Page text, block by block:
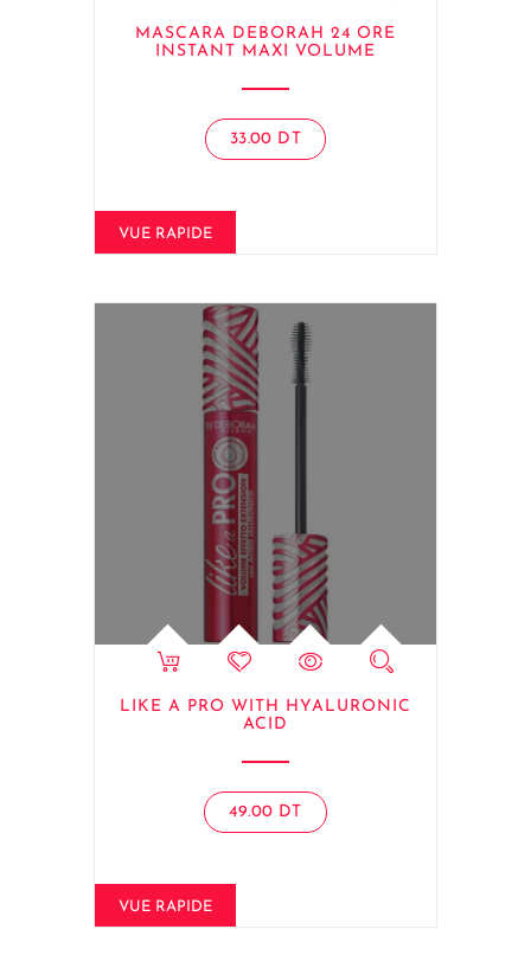
MASCARA DEBORAH 24 ORE
INSTANT MAXI VOLUME
33.00 DT
VUE RAPIDE
LIKE A PRO WITH HYALURONIC
ACID
49.00 DT
VUE RAPIDE